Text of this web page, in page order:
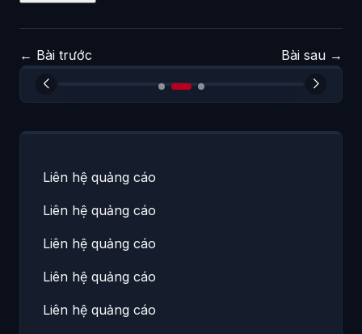
← Bài trước Bài sau →
Liên hệ quảng cáo
Liên hệ quảng cáo
Liên hệ quảng cáo
Liên hệ quảng cáo
Liên hệ quảng cáo